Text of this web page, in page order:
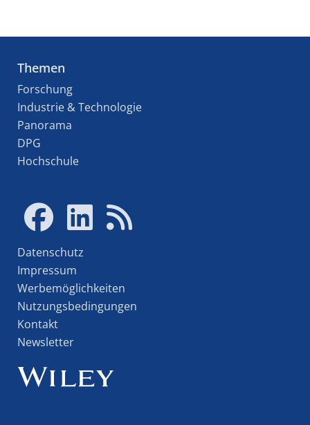
Themen
Forschung
Industrie & Technologie
Panorama
DPG
Hochschule
Datenschutz
Impressum
Werbemöglichkeiten
Nutzungsbedingungen
Kontakt
Newsletter